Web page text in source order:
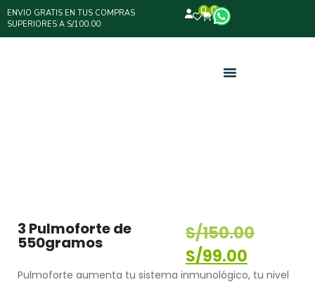
ENVIO GRATIS EN TUS COMPRAS
SUPERIORES A S/100.00
0 0
3 Pulmoforte de
550gramos S/150.00
S/99.00
Pulmoforte aumenta tu sistema inmunológico, tu nivel